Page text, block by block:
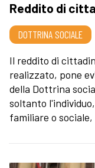
Reddito di
DOTTRINA SOCIALE
Il reddito di
realizzato, pone
della Dottrina
soltanto
familiare o